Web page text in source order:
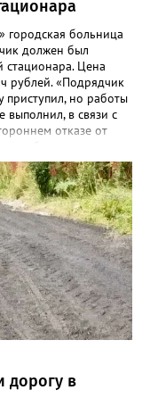
больница
должен был
стационара. Цена
рублей. «Подрядчик
приступил, но работы
выполнил, в связи с
отказе от
приняла
недобросовестных
подрядчик будет два
дорогу в